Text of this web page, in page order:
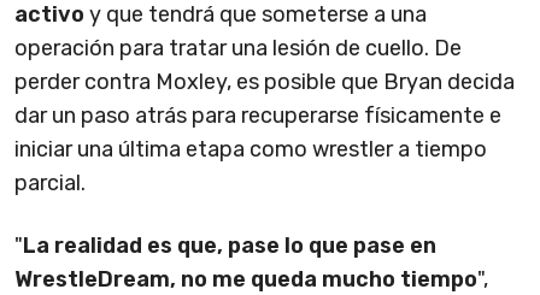
activo y que tendrá que someterse a una
operación para tratar una lesión de cuello. De
perder contra Moxley, es posible que Bryan decida
dar un paso atrás para recuperarse físicamente e
iniciar una última etapa como wrestler a tiempo
parcial.
"La realidad es que, pase lo que pase en
WrestleDream, no me queda mucho tiempo",